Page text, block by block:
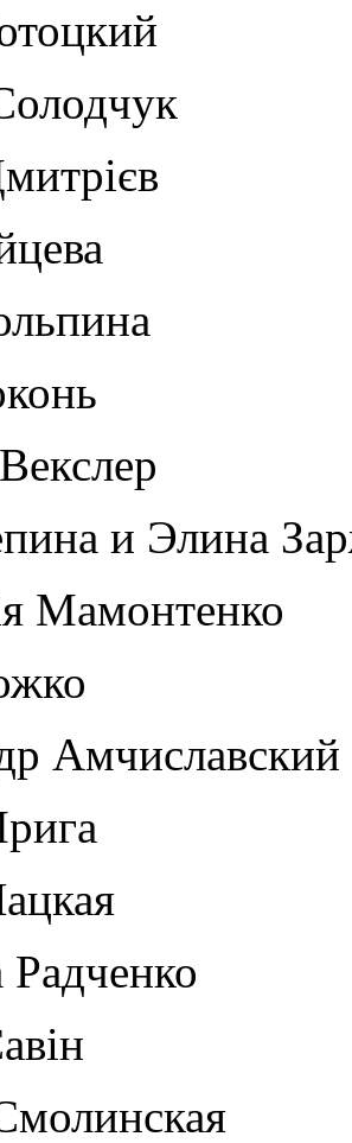
и Элина
Мамонтенко
Амчиславский